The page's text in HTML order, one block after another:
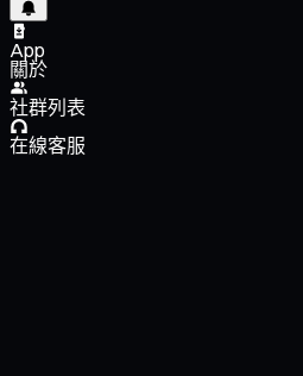
App
關於
社群列表
在線客服